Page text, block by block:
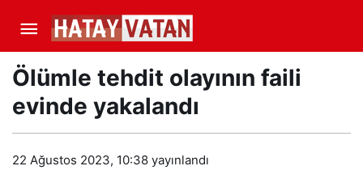
Ölümle tehdit olayının faili
evinde yakalandı
22 Ağustos 2023, 10:38 yayınlandı